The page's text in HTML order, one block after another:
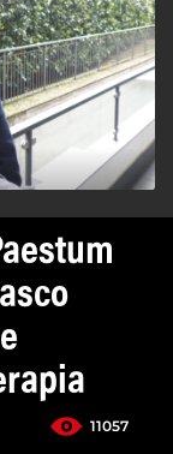
11057